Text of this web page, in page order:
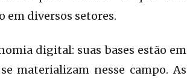
em diversos setores.
digital: suas bases estão em
materializam nesse campo. As